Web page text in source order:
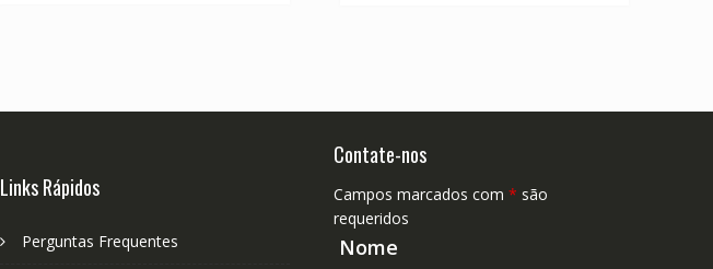
Links Rápidos
Perguntas Frequentes
Contate-nos
Campos marcados com * são
requeridos
Nome